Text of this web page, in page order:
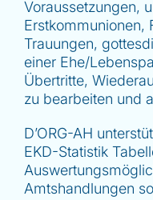
Voraussetzungen,
Erstkommunionen,
Trauungen,
einer Ehe/
Übertritte,
zu bearbeiten und
D’ORG-AH
EKD-Statistik
Amtshandlungen